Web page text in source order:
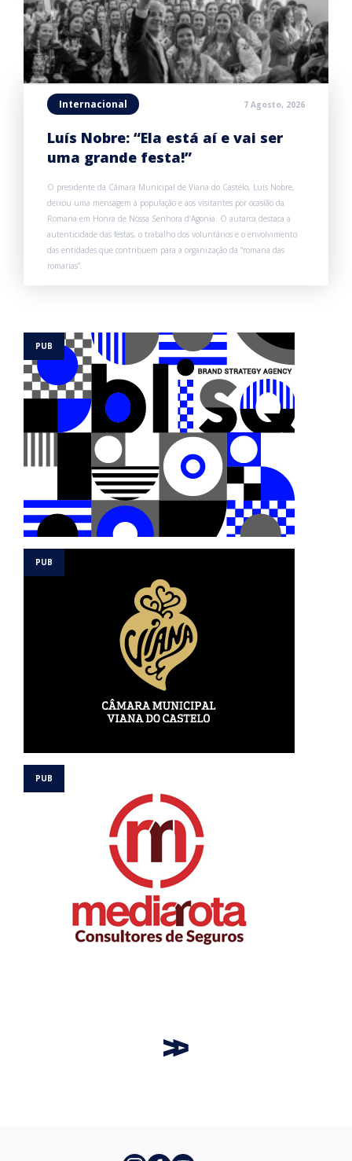
Internacional 7 Agosto, 2026
Luís Nobre: “Ela está aí e vai ser
uma grande festa!”
O presidente da Câmara Municipal de Viana do Castelo, Luís Nobre,
deixou uma mensagem à população e aos visitantes por ocasião da
Romaria em Honra de Nossa Senhora d’Agonia. O autarca destaca a
autenticidade das festas, o trabalho dos voluntários e o envolvimento
das entidades que contribuem para a organização da “romaria das
romarias”.